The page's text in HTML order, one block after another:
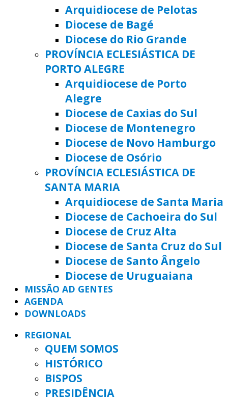
Arquidiocese de Pelotas
Diocese de Bagé
Diocese do Rio Grande
PROVÍNCIA ECLESIÁSTICA DE
PORTO ALEGRE
Arquidiocese de Porto
Alegre
Diocese de Caxias do Sul
Diocese de Montenegro
Diocese de Novo Hamburgo
Diocese de Osório
PROVÍNCIA ECLESIÁSTICA DE
SANTA MARIA
Arquidiocese de Santa Maria
Diocese de Cachoeira do Sul
Diocese de Cruz Alta
Diocese de Santa Cruz do Sul
Diocese de Santo Ângelo
Diocese de Uruguaiana
MISSÃO AD GENTES
AGENDA
DOWNLOADS
REGIONAL
QUEM SOMOS
HISTÓRICO
BISPOS
PRESIDÊNCIA